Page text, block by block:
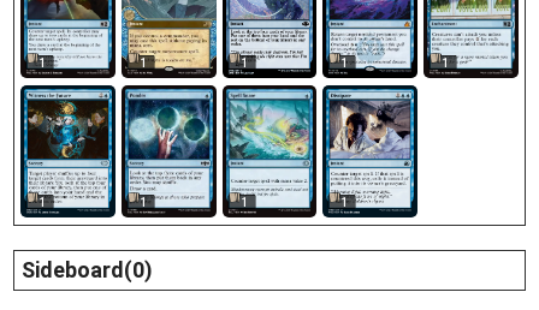
1 1 1 1 1
1 1 1 1
Sideboard(0)